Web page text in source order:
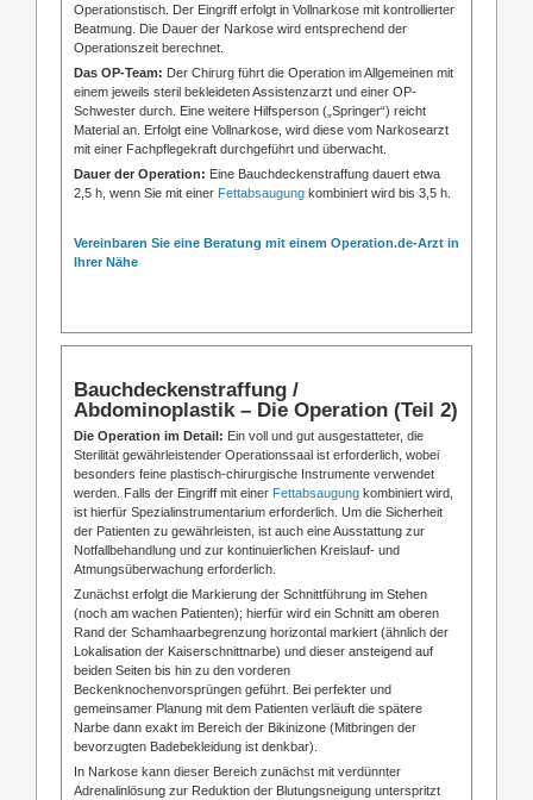
Operationstisch. Der Eingriff erfolgt in Vollnarkose mit kontrollierter
Beatmung. Die Dauer der Narkose wird entsprechend der
Operationszeit berechnet.
Das OP-Team: Der Chirurg führt die Operation im Allgemeinen mit
einem jeweils steril bekleideten Assistenzarzt und einer OP-
Schwester durch. Eine weitere Hilfsperson („Springer“) reicht
Material an. Erfolgt eine Vollnarkose, wird diese vom Narkosearzt
mit einer Fachpflegekraft durchgeführt und überwacht.
Dauer der Operation: Eine Bauchdeckenstraffung dauert etwa
2,5 h, wenn Sie mit einer Fettabsaugung kombiniert wird bis 3,5 h.
Vereinbaren Sie eine Beratung mit einem Operation.de-Arzt in
Ihrer Nähe
Bauchdeckenstraffung /
Abdominoplastik – Die Operation (Teil 2)
Die Operation im Detail: Ein voll und gut ausgestatteter, die
Sterilität gewährleistender Operationssaal ist erforderlich, wobei
besonders feine plastisch-chirurgische Instrumente verwendet
werden. Falls der Eingriff mit einer Fettabsaugung kombiniert wird,
ist hierfür Spezialinstrumentarium erforderlich. Um die Sicherheit
der Patienten zu gewährleisten, ist auch eine Ausstattung zur
Notfallbehandlung und zur kontinuierlichen Kreislauf- und
Atmungsüberwachung erforderlich.
Zunächst erfolgt die Markierung der Schnittführung im Stehen
(noch am wachen Patienten); hierfür wird ein Schnitt am oberen
Rand der Schamhaarbegrenzung horizontal markiert (ähnlich der
Lokalisation der Kaiserschnittnarbe) und dieser ansteigend auf
beiden Seiten bis hin zu den vorderen
Beckenknochenvorsprüngen geführt. Bei perfekter und
gemeinsamer Planung mit dem Patienten verläuft die spätere
Narbe dann exakt im Bereich der Bikinizone (Mitbringen der
bevorzugten Badebekleidung ist denkbar).
In Narkose kann dieser Bereich zunächst mit verdünnter
Adrenalinlösung zur Reduktion der Blutungsneigung unterspritzt